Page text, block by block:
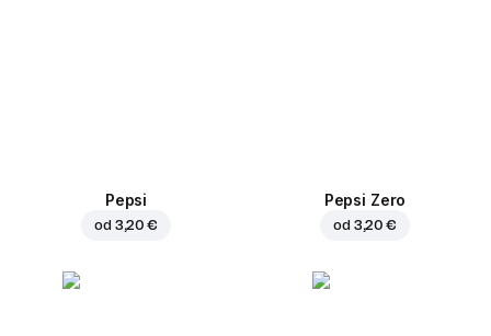
Pepsi
od 3,20 €
Pepsi Zero
od 3,20 €